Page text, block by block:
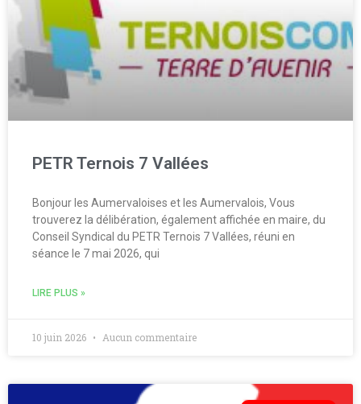
PETR Ternois 7 Vallées
Bonjour les Aumervaloises et les Aumervalois, Vous
trouverez la délibération, également affichée en maire, du
Conseil Syndical du PETR Ternois 7 Vallées, réuni en
séance le 7 mai 2026, qui
LIRE PLUS »
10 juin 2026 Aucun commentaire